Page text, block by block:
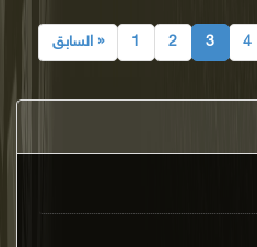
« السابق 1 2 3 4